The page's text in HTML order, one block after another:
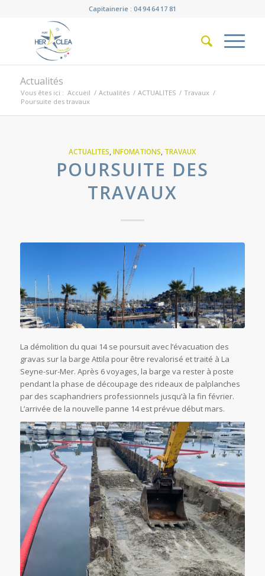
Capitainerie : 04 94 64 17 81
Actualités
Vous êtes ici : Accueil / Actualités / ACTUALITES / Travaux /
Poursuite des travaux
ACTUALITES ,INFOMATIONS TRAVAUX
POURSUITE DES
TRAVAUX
La démolition du quai 14 se poursuit avec l’évacuation des
gravas sur la barge Attila pour être revalorisé et traité à La
Seyne-sur-Mer. Après 6 voyages, la barge va rester à poste
pendant la phase de découpage des rideaux de palplanches
par des scaphandriers professionnels jusqu’à la fin février.
L’arrivée de la nouvelle panne 14 est prévue début mars.